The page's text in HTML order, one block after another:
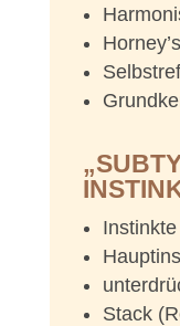
Instinkte
Stack